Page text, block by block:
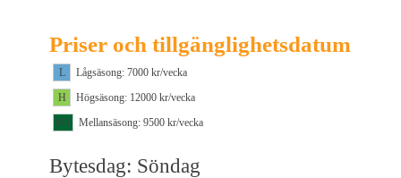
Priser och tillgänglighetsdatum
L
Lågsäsong: 7000 kr/vecka
H
Högsäsong: 12000 kr/vecka
M1
Mellansäsong: 9500 kr/vecka
Bytesdag: Söndag